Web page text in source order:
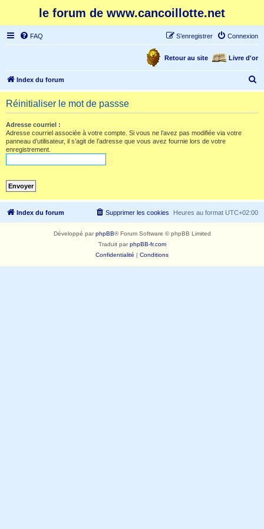
le forum de www.cancoillotte.net
FAQ Connexion
S’enregistrer
Livre d'or
Retour au site
Index du forum
e
Réinitialiser le mot de passse
Adresse courriel :
Adresse courriel associée à votre compte. Si vous ne l’avez pas modifiée via votre
panneau d’utilisateur, il s’agit de l’adresse que vous avez fournie lors de votre
enregistrement.
Index du forum Heures au format UTC+02:00
Supprimer les cookies
Développé parphpBB® Forum Software © phpBB Limited
Traduit parphpBB-fr.com
Confidentialité | Conditions